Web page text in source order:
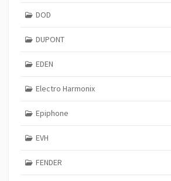
DOD
DUPONT
EDEN
Electro Harmonix
Epiphone
EVH
FENDER